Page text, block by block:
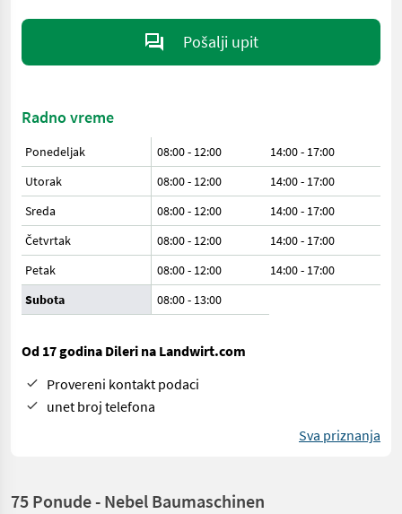
Pošalji upit
Radno vreme
Ponedeljak 08:00 - 12:00
14:00 - 17:00
Utorak
08:00 - 12:00
14:00 - 17:00
Sreda
08:00 - 12:00
14:00 - 17:00
Četvrtak
08:00 - 12:00
14:00 - 17:00
Petak
08:00 - 12:00
14:00 - 17:00
Subota
08:00- 13:00
Od 17 godina Dileri na Landwirt.com
Provereni kontakt podaci
unet broj telefona
Sva priznanja
75 Ponude - Nebel Baumaschinen